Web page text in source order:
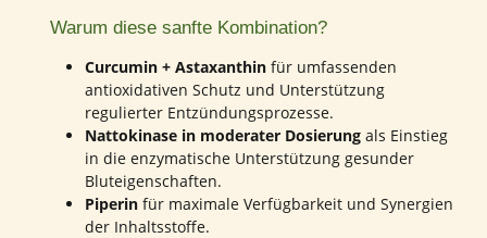
Warum diese sanfte Kombination?
Curcumin + Astaxanthin für umfassenden
antioxidativen Schutz und Unterstützung
regulierter Entzündungsprozesse.
Nattokinase in moderater Dosierung als Einstieg
in die enzymatische Unterstützung gesunder
Bluteigenschaften.
Piperin für maximale Verfügbarkeit und Synergien
der Inhaltsstoffe.